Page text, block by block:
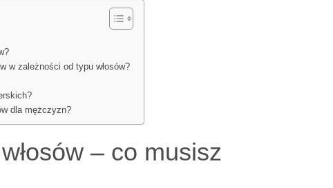
w zależności od typu włosów?
dla mężczyzn?
– co musisz